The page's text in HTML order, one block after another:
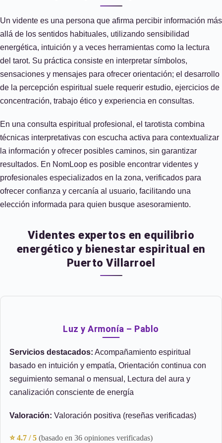
Un vidente es una persona que afirma percibir información más
allá de los sentidos habituales, utilizando sensibilidad
energética, intuición y a veces herramientas como la lectura
del tarot. Su práctica consiste en interpretar símbolos,
sensaciones y mensajes para ofrecer orientación; el desarrollo
de la percepción espiritual suele requerir estudio, ejercicios de
concentración, trabajo ético y experiencia en consultas.
En una consulta espiritual profesional, el tarotista combina
técnicas interpretativas con escucha activa para contextualizar
la información y ofrecer posibles caminos, sin garantizar
resultados. En NomLoop es posible encontrar videntes y
profesionales especializados en la zona, verificados para
ofrecer confianza y cercanía al usuario, facilitando una
elección informada para quien busque asesoramiento.
Videntes expertos en equilibrio
energético y bienestar espiritual en
Puerto Villarroel
Luz y Armonía – Pablo
Servicios destacados: Acompañamiento espiritual
basado en intuición y empatía, Orientación continua con
seguimiento semanal o mensual, Lectura del aura y
canalización consciente de energía
Valoración: Valoración positiva (reseñas verificadas)
⭐ 4.7 / 5 (basado en 36 opiniones verificadas)